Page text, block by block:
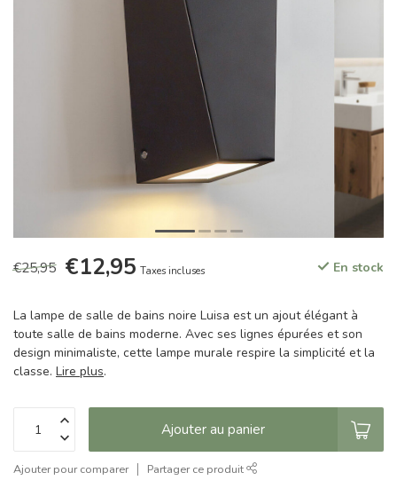
€25,95 €12,95 Taxes incluses En stock
La lampe de salle de bains noire Luisa est un ajout élégant à
toute salle de bains moderne. Avec ses lignes épurées et son
design minimaliste, cette lampe murale respire la simplicité et la
classe. Lire plus.
Ajouter au panier
Ajouter pour comparer Partager ce produit